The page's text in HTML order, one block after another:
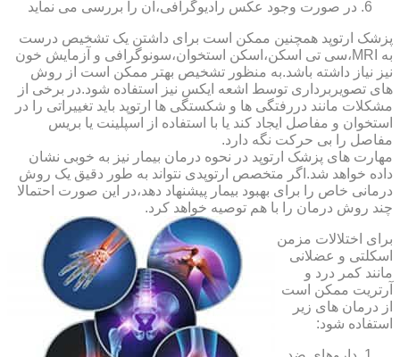
در صورت وجود عکس رادیوگرافی،آن را بررسی می‎ نماید
پزشک ارتوپد همچنین ممکن است برای داشتن یک تشخیص درست
به MRI،سی تی اسکن،اسکن استخوان،سونوگرافی و آزمایش خون
نیز نیاز داشته باشد.به منظور تشخیص بهتر ممکن است از روش
های تصویربرداری توسط اشعه ایکس نیز استفاده شود.در برخی از
مشکلات مانند دررفتگی ها و شکستگی ها ارتوپد باید تغییراتی را در
استخوان و مفاصل ایجاد کند یا با استفاده از اسپلینت یا بریس
مفاصل را بی حرکت نگه دارد.
مهارت های پزشک ارتوپد در نحوه درمان بیمار نیز به خوبی نشان
داده خواهد شد.اگر متخصص ارتوپدی نتواند به طور دقیق یک روش
درمانی خاص را برای بهبود بیمار پیشنهاد دهد،در این صورت احتمالا
چند روش درمان را با هم توصیه خواهد کرد.
برای اختلالات مزمن
اسکلتی و عضلانی
مانند کمر درد و
آرتریت ممکن است
از درمان های زیر
استفاده شود: